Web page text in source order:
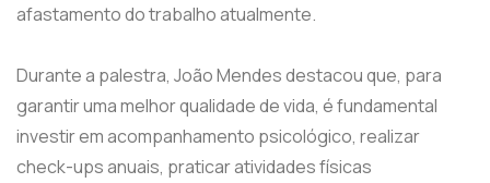
afastamento do trabalho atualmente.
Durante a palestra, João Mendes destacou que, para
garantir uma melhor qualidade de vida, é fundamental
investir em acompanhamento psicológico, realizar
check-ups anuais, praticar atividades físicas